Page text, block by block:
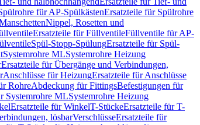
für AP-SpülkästenErsatzteile für Spülrohre
Nippel, Rosetten und
Ersatzteile für FüllventileFüllventile für AP-
Spül-Stopp-SpülungErsatzteile für Spül-
Systemrohre MLSystemrohre Heizung
Ersatzteile für Übergänge und Verbindungen,
Anschlüsse für HeizungErsatzteile für Anschlüsse
RohreAbdeckung für FittingsBefestigungen für
Systemrohre MLSystemrohre Heizung
Ersatzteile für WinkelT-StückeErsatzteile für T-
lösbarVerschlüsseErsatzteile für